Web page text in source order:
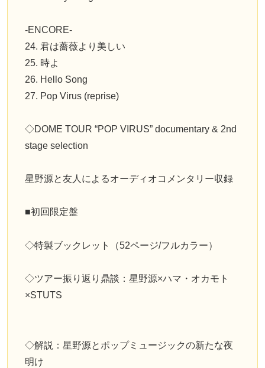
-ENCORE-
24. 君は薔薇より美しい
25. 時よ
26. Hello Song
27. Pop Virus (reprise)
◇DOME TOUR “POP VIRUS” documentary & 2nd
stage selection
星野源と友人によるオーディオコメンタリー収録
■初回限定盤
◇特製ブックレット（52ページ/フルカラー）
◇ツアー振り返り鼎談：星野源×ハマ・オカモト
×STUTS
◇解説：星野源とポップミュージックの新たな夜
明け